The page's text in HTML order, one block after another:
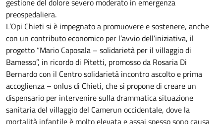
gestione del dolore severo moderato in emergenza
preospedaliera.
L’Opi Chieti si è impegnato a promuovere e sostenere, anche
con un contributo economico per l’avvio dell’iniziativa, il
progetto “Mario Caposala – solidarietà per il villaggio di
Bamesso”, in ricordo di Pitetti, promosso da Rosaria Di
Bernardo con il Centro solidarietà incontro ascolto e prima
accoglienza – onlus di Chieti, che si propone di creare un
dispensario per intervenire sulla drammatica situazione
sanitaria del villaggio del Camerun occidentale, dove la
mortalità infantile è molto elevata e assai spesso sono causa